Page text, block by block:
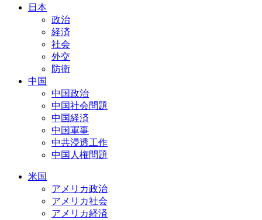
日本
政治
経済
社会
外交
防衛
中国
中国政治
中国社会問題
中国経済
中国軍事
中共浸透工作
中国人権問題
米国
アメリカ政治
アメリカ社会
アメリカ経済